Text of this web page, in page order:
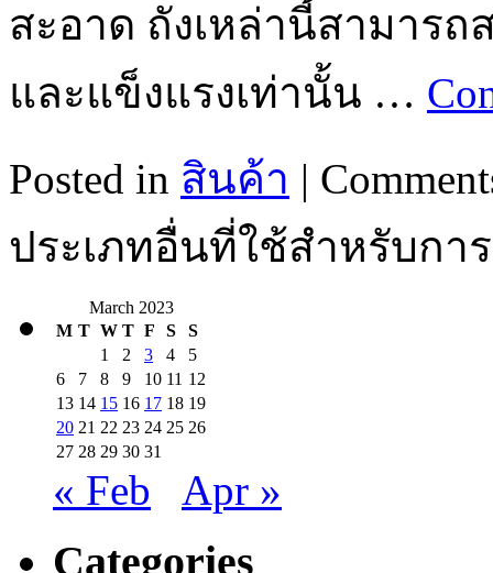
สะอาด ถังเหล่านี้สามาร
และแข็งแรงเท่านั้น …
Posted in สินค้า |
ประเภทอื่นที่ใช้สำหรับกา
March 2023
M T W T F S
S
1
2 3 4
5
6
7 8 9 10 11 12
13 14 15 16 17 18 19
20 21 22 23 24 25 26
27 28 29 30 31
« Feb Apr »
Categories